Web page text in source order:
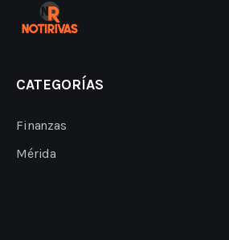
CATEGORÍAS
Finanzas
Mérida